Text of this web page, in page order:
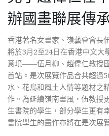
辦國畫聯展傳
香港著名女畫家、嶺藝會會長
將於3月2至24日在香港中文大
意境——伍月柳、趙偉仁教授
首站。是次展覽作品合共超過
水、花鳥和風土人情等題材之
作。為延續嶺南畫風，伍教授
生書院的學生，部分學生更有
書院學生的畫作亦將在是次展